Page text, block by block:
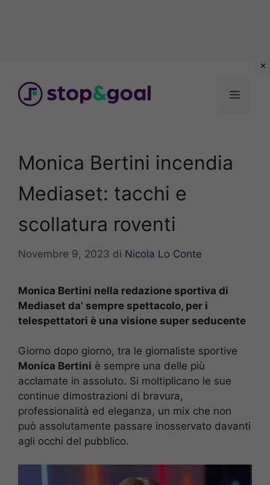
contenuto
Menu
Monica Bertini incendia
Mediaset: tacchi e
scollatura roventi
Novembre 9, 2023 di Nicola Lo Conte
Monica Bertini nella redazione sportiva di
Mediaset da’ sempre spettacolo, per i
telespettatori è una visione super seducente
Giorno dopo giorno, tra le giornaliste sportive
Monica Bertini è sempre una delle più
acclamate in assoluto. Si moltiplicano le sue
continue dimostrazioni di bravura,
professionalità ed eleganza, un mix che non
può assolutamente passare inosservato davanti
agli occhi del pubblico.